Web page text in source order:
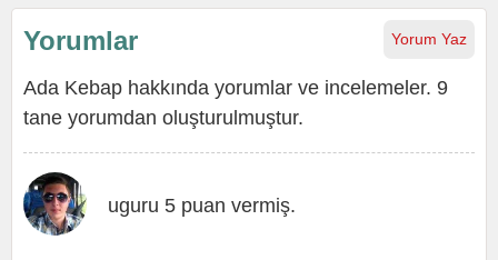
Yorum Yaz
Yorumlar
Ada Kebap hakkında yorumlar ve incelemeler. 9
tane yorumdan oluşturulmuştur.
uguru 5 puan vermiş.